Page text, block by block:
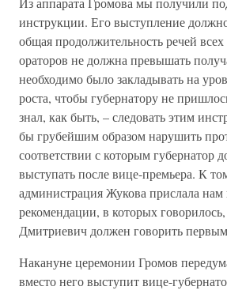
инструкции. Его выступление
общая продолжительность речей
ораторов не должна превышать
необходимо было закладывать на
роста, чтобы губернатору не
знал, как быть, – следовать этим
бы грубейшим образом нарушить
соответствии с которым губернатор
выступать после вице-премьера. К
администрация Жукова прислала нам
рекомендации, в которых
Дмитриевич должен говорить
Накануне церемонии Громов
вместо него выступит вице-